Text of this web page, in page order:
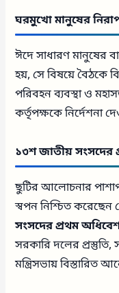
ঘরমুখো মানুষের
ঈদে সাধারণ মানুষের
হয়, সে বিষয়ে বৈঠকে
পরিবহন ব্যবস্থা ও
কর্তৃপক্ষকে নির্দেশনা
১৩শ জাতীয় সংসদের
ছুটির আলোচনার
স্বপন নিশ্চিত করেছেন
সংসদের প্রথম
সরকারি দলের প্রস্তুতি,
মন্ত্রিসভায় বিস্তারিত